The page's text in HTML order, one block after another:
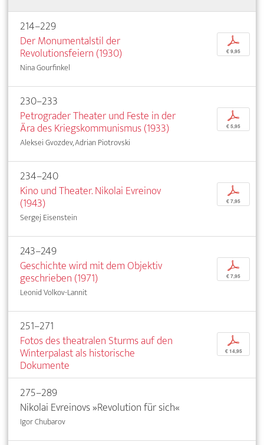
214–229
Der Monumentalstil der
Revolutionsfeiern (1930)
Nina Gourfinkel
p
€ 9,95
230–233
Petrograder Theater und Feste in der
Ära des Kriegskommunismus (1933)
Aleksei Gvozdev, Adrian Piotrovski
p
€ 5,95
234–240
Kino und Theater. Nikolai Evreinov
(1943)
Sergej Eisenstein
p
€ 7,95
243–249
Geschichte wird mit dem Objektiv
geschrieben (1971)
Leonid Volkov-Lannit
p
€ 7,95
251–271
Fotos des theatralen Sturms auf den
Winterpalast als historische
Dokumente
p
€ 14,95
275–289
Nikolai Evreinovs »Revolution für sich«
Igor Chubarov